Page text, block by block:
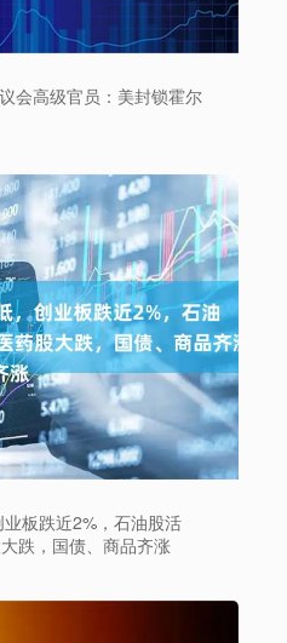
会高级官员：美封锁霍尔
板跌近2%，石油股活
跌，国债、商品齐涨